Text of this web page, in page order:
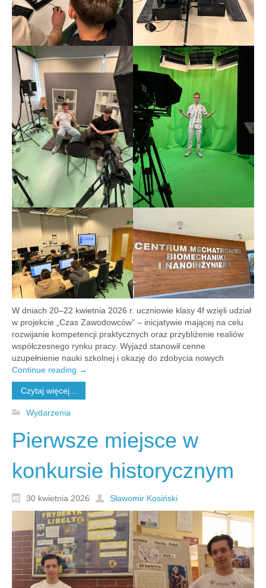
W dniach 20–22 kwietnia 2026 r. uczniowie klasy 4f wzięli udział
w projekcie „Czas Zawodowców” – inicjatywie mającej na celu
rozwijanie kompetencji praktycznych oraz przybliżenie realiów
współczesnego rynku pracy. Wyjazd stanowił cenne
uzupełnienie nauki szkolnej i okazję do zdobycia nowych
Continue reading →
Czytaj więcej...
Wydarzenia
Pierwsze miejsce w
konkursie historycznym
30 kwietnia 2026 Sławomir Kosiński